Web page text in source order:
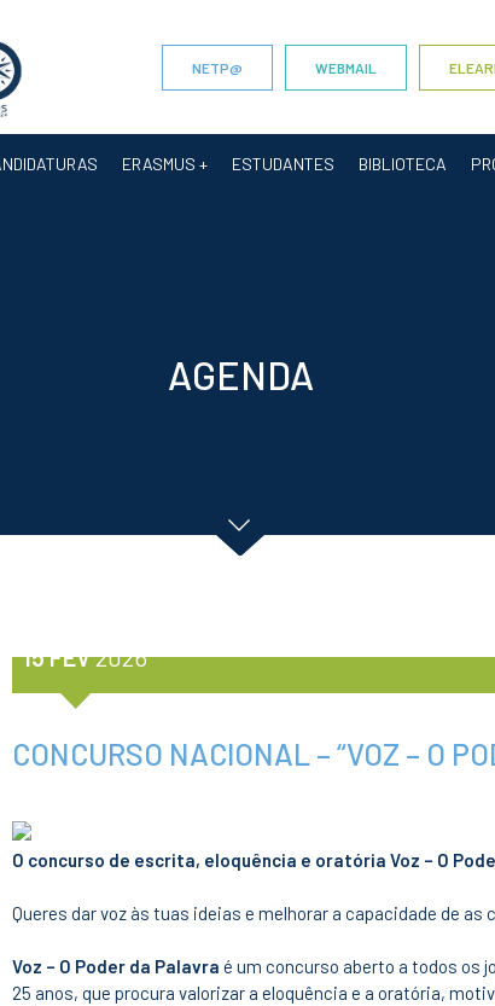
NETP@ WEBMAIL
ERASMUS + ESTUDANTES BIBLIOTECA
AGENDA
15 FEV2026
CONCURSO NACIONAL – “VOZ – O
O concurso de escrita, eloquência e oratória Voz – O
Queres dar voz às tuas ideias e melhorar a capacidade de
Voz – O Poder da Palavra é um concurso aberto a todos os
25 anos, que procura valorizar a eloquência e a oratória,